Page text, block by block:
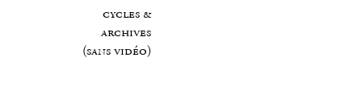
cycles &
archives
(sans vidéo)